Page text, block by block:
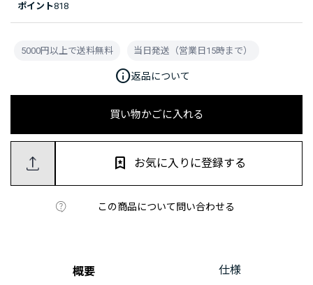
ポイント818
買い物かごに入れる
この商品について問い合わせる
お気に入りに登録する
5000円以上で送料無料 当日発送（営業日15時まで）
info返品について
概要 仕様